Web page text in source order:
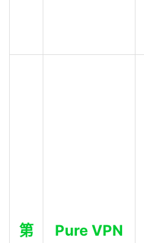
第
Pure VPN